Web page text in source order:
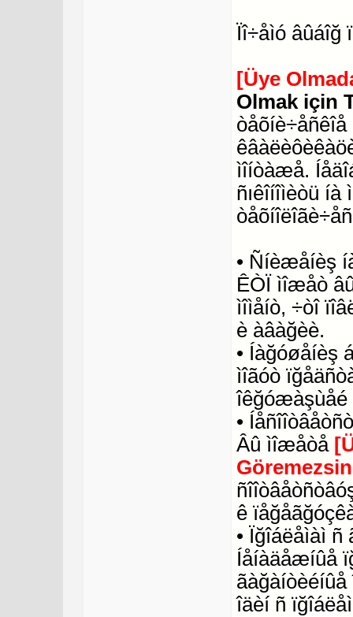
Ïî÷åìó âûáîğ
[Üye
Olmak için
ìîíòàæå.
ñıêîíîìèòü íà
• Ñíèæåíèş
ÊÒÏ ìîæåò
ìîìåíò, ÷òî
è àâàğèè.
• Íàğóøåíèş
ìîãóò
îêğóæàşùåé
•
Âû ìîæåòå
ê
• Ïğîáëåìàì
Íåíàäåæíûå
îäèí ñ